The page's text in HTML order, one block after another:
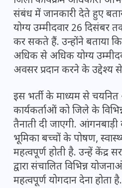
संबंध में जानकारी देते हुए
योग्य उम्मीदवार 26
कर सकते हैं. उन्होंने बताया कि
अधिक से अधिक योग्य
अवसर प्रदान करने के उद्देश्य
इस भर्ती के माध्यम से
कार्यकर्ताओं को जिले के
तैनाती दी जाएगी. आंगनबाड़ी
भूमिका बच्चों के पोषण,
महत्वपूर्ण होती है. उन्हें केंद्र
द्वारा संचालित विभिन्न
महत्वपूर्ण योगदान देना होता है.